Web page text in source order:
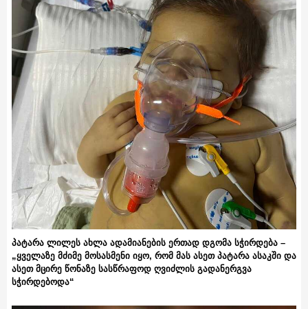
პატარა ლილეს ახლა ადამიანების ერთად დგომა სჭირდება –
„ყველაზე მძიმე მოსასმენი იყო, რომ მას ასეთ პატარა ასაკში და
ასეთ მცირე წონაზე სასწრაფოდ ღვიძლის გადანერგვა
სჭირდებოდა“